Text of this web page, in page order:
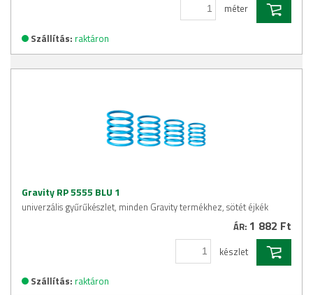
méter
Szállítás: raktáron
Gravity RP 5555 BLU 1
univerzális gyűrűkészlet, minden Gravity termékhez, sötét éjkék
ÁR: 1 882 Ft
készlet
Szállítás: raktáron